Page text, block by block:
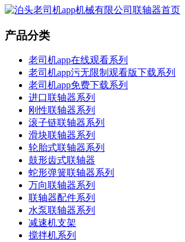
产品分类
老司机app在线观看系列
老司机app污无限制观看版下载系列
老司机app免费下载系列
进口联轴器系列
刚性联轴器系列
滚子链联轴器系列
滑块联轴器系列
轮胎式联轴器系列
鼓形齿式联轴器
蛇形弹簧联轴器系列
万向联轴器系列
联轴器配件系列
水泵联轴器系列
减速机支架
搅拌机系列